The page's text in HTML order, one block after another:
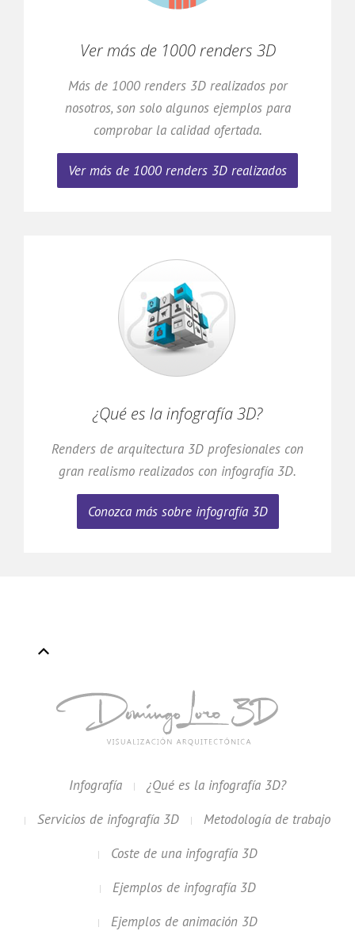
Ver más de 1000 renders 3D
Más de 1000 renders 3D realizados por
nosotros, son solo algunos ejemplos para
comprobar la calidad ofertada.
Ver más de 1000 renders 3D realizados
¿Qué es la infografía 3D?
Renders de arquitectura 3D profesionales con
gran realismo realizados con infografía 3D.
Conozca más sobre infografía 3D
Infografía
¿Qué es la infografía 3D?
Servicios de infografía 3D
Metodología de trabajo
Coste de una infografía 3D
Ejemplos de infografía 3D
Ejemplos de animación 3D